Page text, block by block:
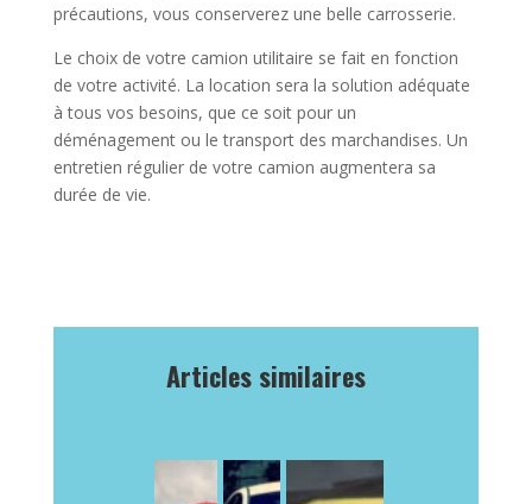
précautions, vous conserverez une belle carrosserie.
Le choix de votre camion utilitaire se fait en fonction
de votre activité. La location sera la solution adéquate
à tous vos besoins, que ce soit pour un
déménagement ou le transport des marchandises. Un
entretien régulier de votre camion augmentera sa
durée de vie.
Articles similaires